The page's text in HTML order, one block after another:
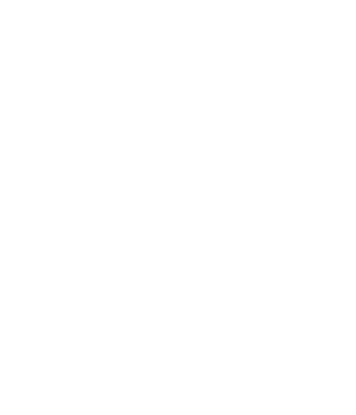
預約。俱樂部還擁有一個大型多功能廳